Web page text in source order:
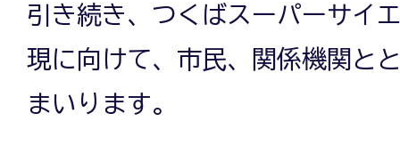
引き続き、つくばスーパーサイ
現に向けて、市民、関係機関と
まいります。